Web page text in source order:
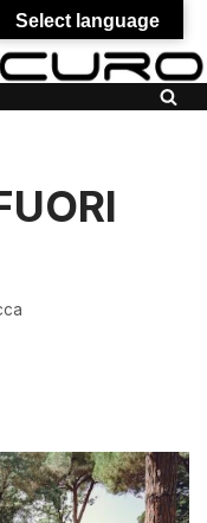
Select language